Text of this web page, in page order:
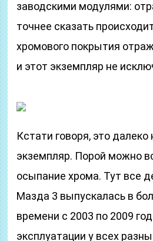
заводскими модулями:
точнее сказать
хромового покрытия
и этот экземпляр не
Кстати говоря, это
экземпляр. Порой можно
осыпание хрома. Тут все
Мазда 3 выпускалась в
времени с 2003 по 2009
эксплуатации у всех